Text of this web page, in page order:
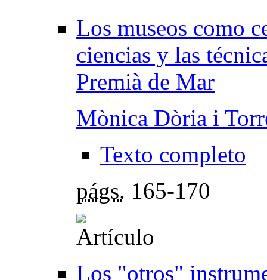
Los museos como
ciencias y las
Premià de Mar
Mònica Dòria i
Texto completo
págs. 165-170
Los "otros"